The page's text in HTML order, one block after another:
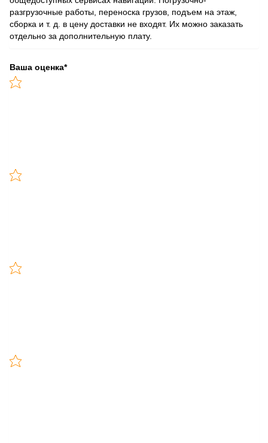
разгрузочные работы, переноска грузов, подъем на этаж,
сборка и т. д. в цену доставки не входят. Их можно заказать
отдельно за дополнительную плату.
Ваша оценка*